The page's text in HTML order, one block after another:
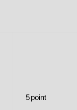
5point